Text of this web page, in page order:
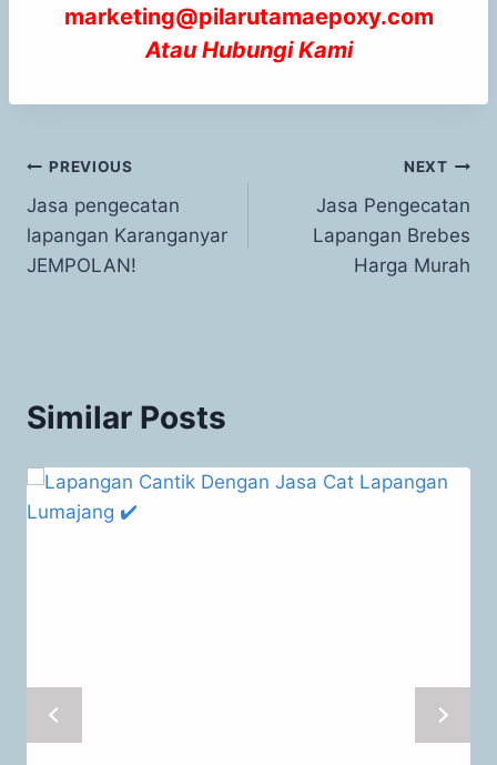
marketing@pilarutamaepoxy.com
Atau Hubungi Kami
PREVIOUS
Jasa pengecatan
lapangan Karanganyar
JEMPOLAN!
NEXT
Jasa Pengecatan
Lapangan Brebes
Harga Murah
Similar Posts